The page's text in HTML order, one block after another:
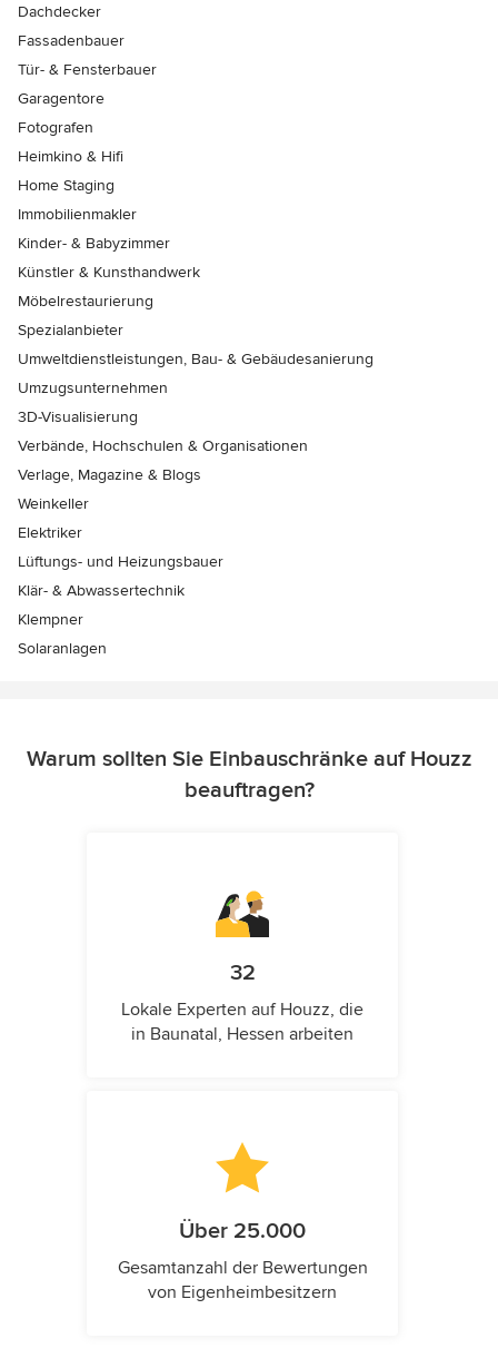
Dachdecker
Fassadenbauer
Tür- & Fensterbauer
Garagentore
Fotografen
Heimkino & Hifi
Home Staging
Immobilienmakler
Kinder- & Babyzimmer
Künstler & Kunsthandwerk
Möbelrestaurierung
Spezialanbieter
Umweltdienstleistungen, Bau- & Gebäudesanierung
Umzugsunternehmen
3D-Visualisierung
Verbände, Hochschulen & Organisationen
Verlage, Magazine & Blogs
Weinkeller
Elektriker
Lüftungs- und Heizungsbauer
Klär- & Abwassertechnik
Klempner
Solaranlagen
Warum sollten Sie Einbauschränke auf Houzz
beauftragen?
32
Lokale Experten auf Houzz, die
in Baunatal, Hessen arbeiten
Über 25.000
Gesamtanzahl der Bewertungen
von Eigenheimbesitzern